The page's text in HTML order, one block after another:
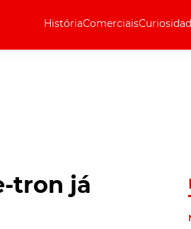
HistóriaComerciais
tron já